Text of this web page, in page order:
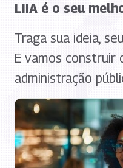
LIIA é o seu
Traga sua ideia,
E vamos construir
administração